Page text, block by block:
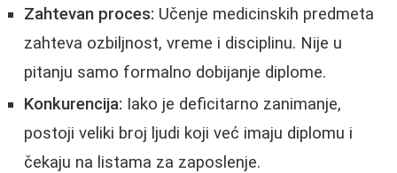
Zahtevan proces: Učenje medicinskih predmeta
zahteva ozbiljnost, vreme i disciplinu. Nije u
pitanju samo formalno dobijanje diplome.
Konkurencija: Iako je deficitarno zanimanje,
postoji veliki broj ljudi koji već imaju diplomu i
čekaju na listama za zaposlenje.